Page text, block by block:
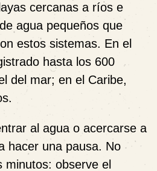
cercanas a ríos e
agua pequeños que
estos sistemas. En el
hasta los 600
del mar; en el Caribe,
al agua o acercarse a
hacer una pausa. No
observe el